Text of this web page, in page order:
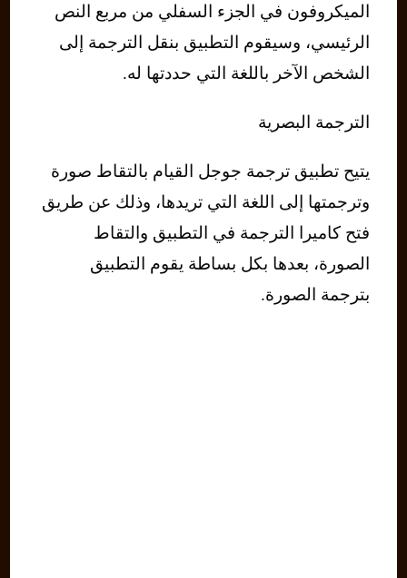
الميكروفون في الجزء السفلي من مربع النص
الرئيسي، وسيقوم التطبيق بنقل الترجمة إلى
الشخص الآخر باللغة التي حددتها له.
الترجمة البصرية
يتيح تطبيق ترجمة جوجل القيام بالتقاط صورة
وترجمتها إلى اللغة التي تريدها، وذلك عن طريق
فتح كاميرا الترجمة في التطبيق والتقاط
الصورة، بعدها بكل بساطة يقوم التطبيق
بترجمة الصورة.